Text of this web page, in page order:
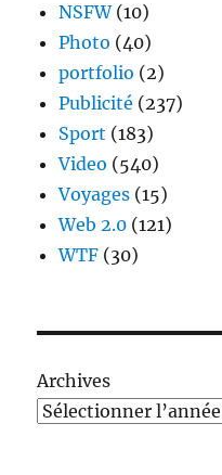
NSFW(10)
Photo (40)
portfolio (2)
Publicité (237)
Sport (183)
Video (540)
Voyages (15)
Web 2.0 (121)
WTF (30)
Archives